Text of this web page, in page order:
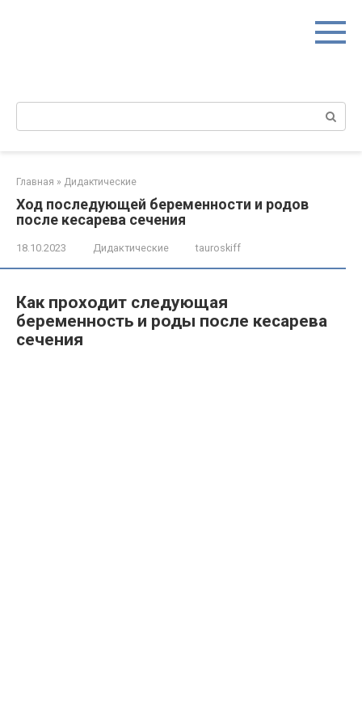
Поиск:
Главная » Дидактические
Ход последующей беременности и родов
после кесарева сечения
18.10.2023 Дидактические tauroskiff
Как проходит следующая
беременность и роды после кесарева
сечения